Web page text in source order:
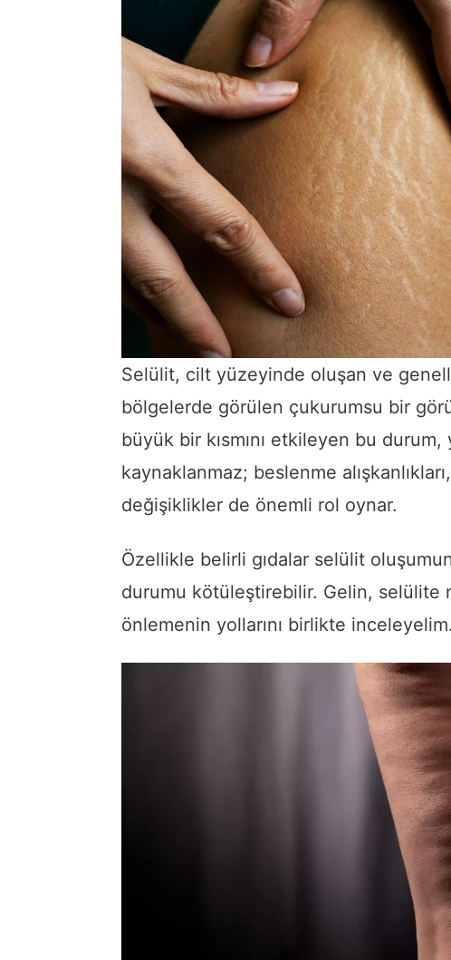
Selülit, cilt yüzeyinde oluşan ve
bölgelerde görülen çukurumsu bir
büyük bir kısmını etkileyen bu
kaynaklanmaz; beslenme
değişiklikler de önemli rol oynar.
Özellikle belirli gıdalar selülit
durumu kötüleştirebilir. Gelin, selülite
önlemenin yollarını birlikte inceleyelim.